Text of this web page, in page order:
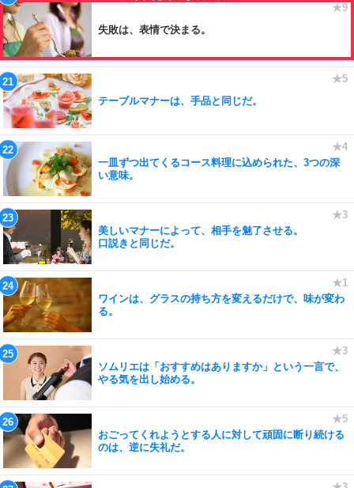
失敗は、表情で決まる。
テーブルマナーは、手品と同じだ。
一皿ずつ出てくるコース料理に込められた、3つの深
い意味。
美しいマナーによって、相手を魅了させる。
口説きと同じだ。
ワインは、グラスの持ち方を変えるだけで、味が変わ
る。
ソムリエは「おすすめはありますか」という一言で、
やる気を出し始める。
おごってくれようとする人に対して頑固に断り続ける
のは、逆に失礼だ。